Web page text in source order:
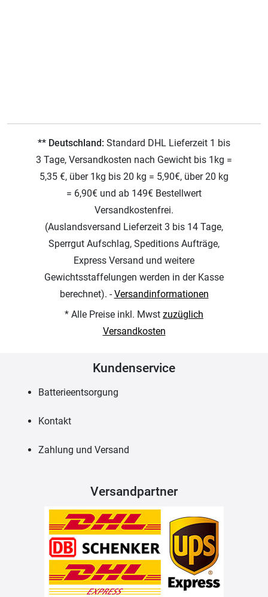
** Deutschland: Standard DHL Lieferzeit 1 bis
3 Tage, Versandkosten nach Gewicht bis 1kg =
5,35 €, über 1kg bis 20 kg = 5,90€, über 20 kg
= 6,90€ und ab 149€ Bestellwert
Versandkostenfrei.
(Auslandsversand Lieferzeit 3 bis 14 Tage,
Sperrgut Aufschlag, Speditions Aufträge,
Express Versand und weitere
Gewichtsstaffelungen werden in der Kasse
berechnet). -Versandinformationen
* Alle Preise inkl. Mwst zuzüglich
Versandkosten
Kundenservice
Batterieentsorgung
Kontakt
Zahlung und Versand
Versandpartner